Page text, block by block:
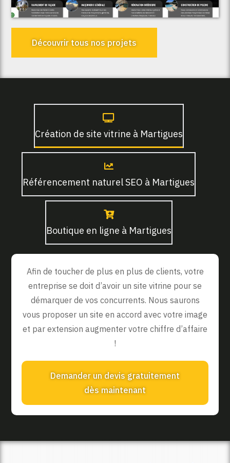
Découvrir tous nos projets
Création de site vitrine à Martigues
Référencement naturel SEO à Martigues
Boutique en ligne à Martigues
Afin de toucher de plus en plus de clients, votre
entreprise se doit d’avoir un site vitrine pour se
démarquer de vos concurrents. Nous saurons
vous proposer un site en accord avec votre image
et par extension augmenter votre chiffre d’affaire
!
Demander un devis gratuitement
dès maintenant